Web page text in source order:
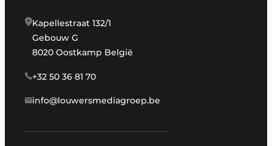
Kapellestraat 132/1
Gebouw G
8020 Oostkamp België
+32 50 36 81 70
info@louwersmediagroep.be